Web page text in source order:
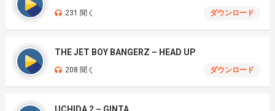
231 聞く ダウンロード
THE JET BOY BANGERZ – HEAD UP
208 聞く ダウンロード